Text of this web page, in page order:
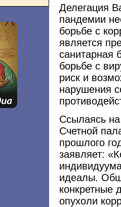
Делегация
пандемии
борьбе с
является
санитарная
борьбе с
риск и
нарушения
Ссылаясь
Счетной
прошлого
заявляет:
идеалы.
конкретные
опухоли